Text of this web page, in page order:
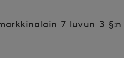
7 luvun 3 §:n